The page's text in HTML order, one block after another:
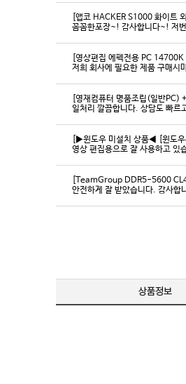
[앱코 HACKER S1000 화이트
꼼꼼한포장~! 감사합니다~! 저
[영상편집 에펙전용 PC
[영재컴퓨터 명품조립(일반
일처리 깔끔합니다. 상담도 빠
[▶윈도우 미설치 상품◀ [윈도
영상 편집용으로 잘 사용하고 있
[TeamGroup DDR5-5600
안전하게 잘 받았습니다. 감사합